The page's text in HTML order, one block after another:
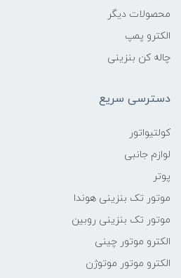
محصولات دیگر
الکترو پمپ
چاله کن بنزینی
دسترسی سریع
کولتیواتور
لوازم جانبی
پوتر
موتور تک بنزینی هوندا
موتور تک بنزینی روبین
الکترو موتور چینی
الکترو موتور موتوژن